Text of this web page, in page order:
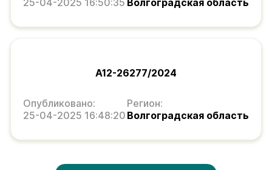
А12-26277/2024
Опубликовано:
25-04-2025 16:48:20
Регион:
Волгоградская область